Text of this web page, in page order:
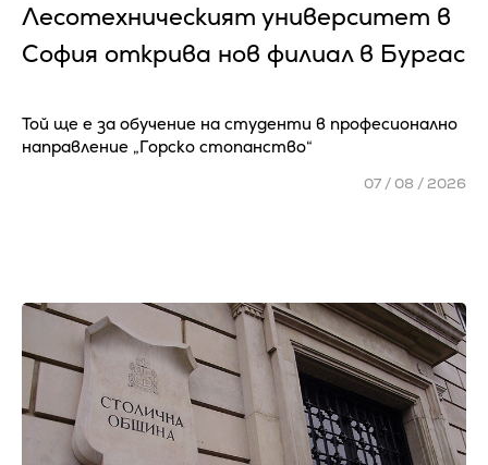
Лесотехническият университет в
София открива нов филиал в Бургас
Той ще е за обучение на студенти в професионално
направление „Горско стопанство“
07 / 08 / 2026